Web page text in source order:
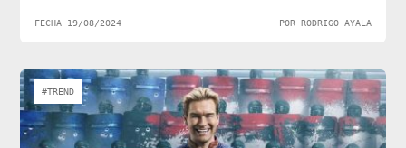
FECHA 19/08/2024 POR RODRIGO AYALA
#TREND